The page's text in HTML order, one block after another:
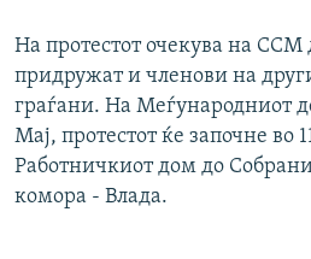
На протестот очекува на ССМ
придружат и членови на
граѓани. На Меѓународниот
Мај, протестот ќе започне во
Работничкиот дом до
комора - Влада.